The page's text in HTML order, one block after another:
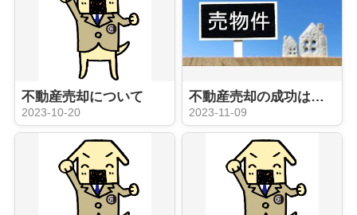
不動産売却について
2023-10-20
不動産売却の成功は担当の営業次第！？
2023-11-09